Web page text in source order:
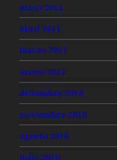
junio 2011
abril 2011
marzo 2011
enero 2011
diciembre 2010
noviembre 2010
agosto 2010
julio 2010